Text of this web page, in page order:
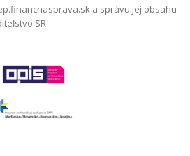
a správu jej obsahu
SR